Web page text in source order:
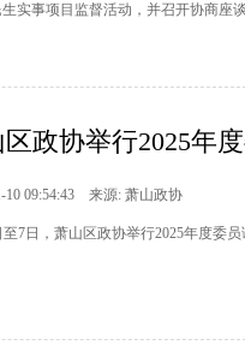
生实事项目监督活动，并召开协商座
政协举行2025年
10 09:54:43 来源: 萧山政协
至7日，萧山区政协举行2025年度委